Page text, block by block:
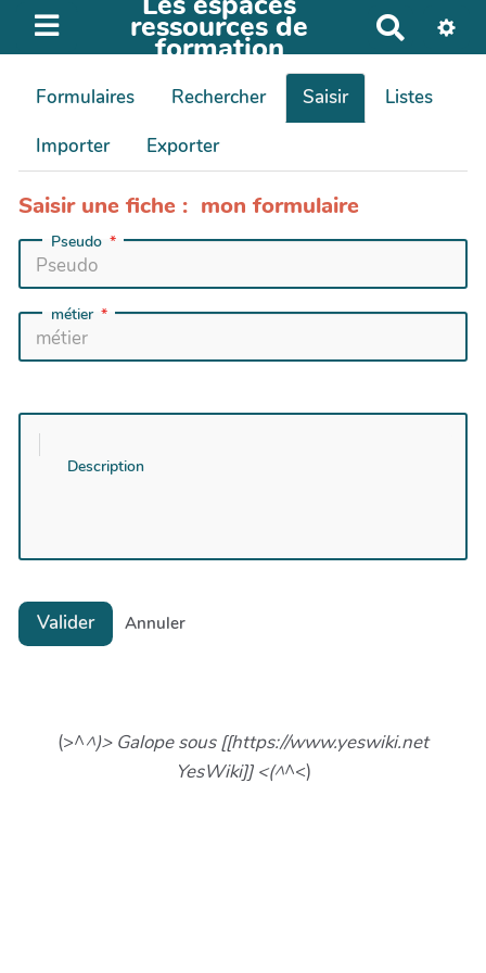
ressources de
formation
e
h
e
Formulaires Rechercher Saisir
Listes
Importer
Exporter
Saisir une fiche : mon formulaire
Pseudo
métier
Description
Valider Annuler
(>^^)> Galope sous [[https://www.yeswiki.net
YesWiki]] <(^^<)